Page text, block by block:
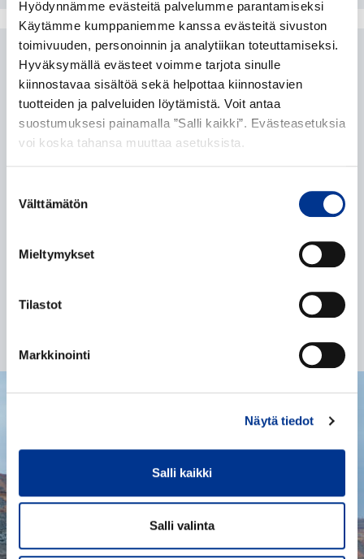
Hyödynnämme evästeitä palvelumme parantamiseksi
Käytämme kumppaniemme kanssa evästeitä sivuston
toimivuuden, personoinnin ja analytiikan toteuttamiseksi.
Hyväksymällä evästeet voimme tarjota sinulle
kiinnostavaa sisältöä sekä helpottaa kiinnostavien
tuotteiden ja palveluiden löytämistä. Voit antaa
suostumuksesi painamalla ”Salli kaikki”. Evästeasetuksia
voi koska tahansa muuttaa asetuksista.
valinta
Välttämätön
Mieltymykset
Tilastot
Markkinointi
Näytä tiedot
Salli kaikki
Salli valinta
MUUT KEMIKAALIT
Rikkiyhdisteet, kuten natriumsulfaatti, magnesiumsulfaatti,
natriumsulfidi, natriumvetysulfidi, natriummetabisulfiitti,
natriumbisulfiitti, natriumsulfiitti, natriumtiosulfaatti,
Pölynsidontatuotteet, kuten lignosulfonaatti, kalsiumkloridi,
Liukkaudentorjuntasuolat
Natriumkloridi (vakuumisuola, merisuola ja vuorisuola)